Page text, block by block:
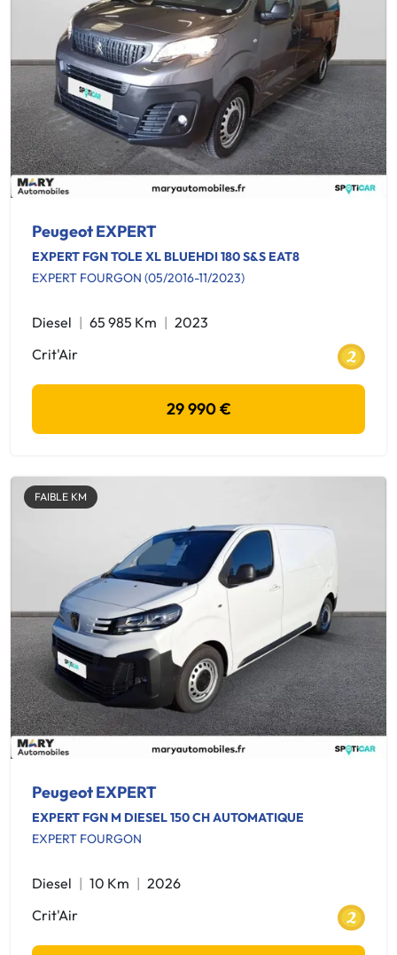
Peugeot EXPERT
EXPERT FGN TOLE XL BLUEHDI 180 S&S EAT8
EXPERT FOURGON (05/2016-11/2023)
Diesel 65 985 Km
2023
Crit'Air
29 990 €
FAIBLE KM
Peugeot EXPERT
EXPERT FGN M DIESEL 150 CH AUTOMATIQUE
EXPERT FOURGON
Diesel 10 Km
2026
Crit'Air